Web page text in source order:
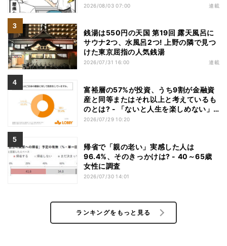
2026/08/03 07:00 連載
銭湯は550円の天国 第19回 露天風呂に
サウナ2つ、水風呂2つ! 上野の隣で見つ
けた東京屈指の人気銭湯
2026/07/31 16:00 連載
富裕層の57%が投資、うち9割が金融資
産と同等またはそれ以上と考えているも
のとは? - 「ないと人生を楽しめない」
「人生の幸福度に直結する」「一度失え
2026/07/29 10:20
帰省で「親の老い」実感した人は
96.4%、そのきっかけは? - 40～65歳
女性に調査
2026/07/30 14:01
ランキングをもっと見る